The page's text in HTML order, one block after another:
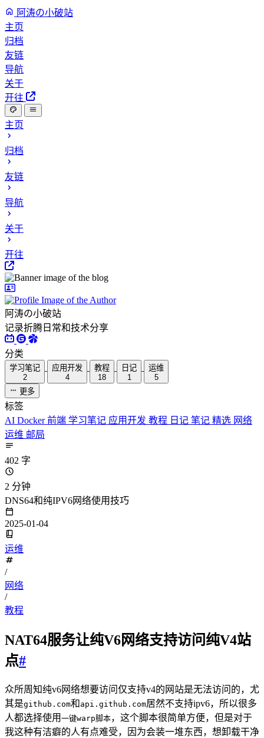
阿涛の小破站
主页
归档
友链
导航
关于
开往
主页
归档
友链
导航
关于
开往
阿涛の小破站
记录折腾日常和技术分享
分类
学习笔记
2
应用开发
4
教程
18
日记
1
运维
5
更多
标签
AI Docker前端 学习笔记 应用开发 教程 日记 笔记 精选 网络
运维 邮局
402 字
2 分钟
DNS64和纯IPV6网络使用技巧
2025-01-04
运维
/
网络
/
教程
NAT64服务让纯V6网络支持访问纯V4站
点#
众所周知纯v6网络想要访问仅支持v4的网站是无法访问的，尤
其是github.com和 api.github.com居然不支持ipv6，所以很多
人都选择使用 一键warp脚本，这个脚本很简单方便，但是对于
我这种有洁癖的人有点难受，因为会装一堆东西，想卸载干净